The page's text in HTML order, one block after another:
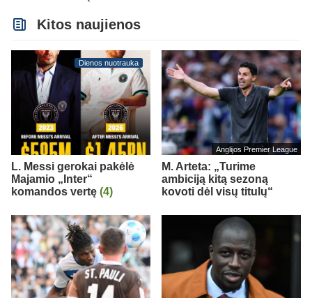
Kitos naujienos
Dienos nuotrauka
L. Messi gerokai pakėlė
Majamio „Inter“
komandos vertę (4)
Anglijos Premier League
M. Arteta: „Turime
ambiciją kitą sezoną
kovoti dėl visų titulų“